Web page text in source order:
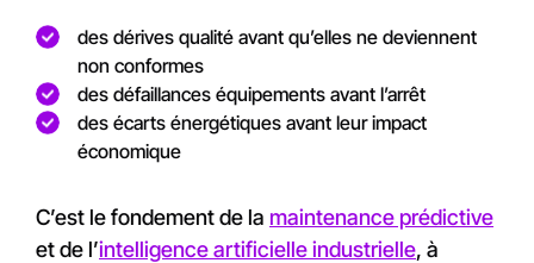
des dérives qualité avant qu’elles ne deviennent
non conformes
des défaillances équipements avant l’arrêt
des écarts énergétiques avant leur impact
économique
C’est le fondement de la maintenance prédictive
et de l’intelligence artificielle industrielle, à